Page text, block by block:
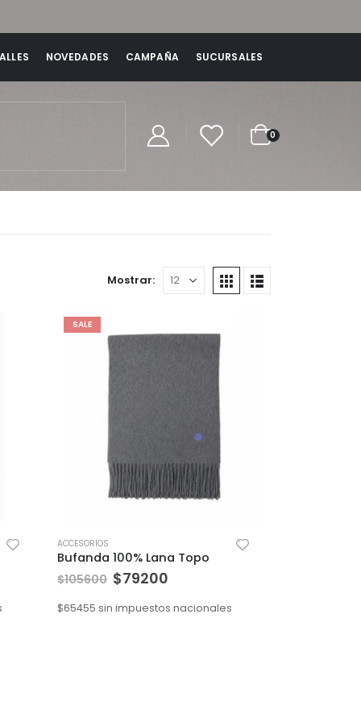
NOVEDADES CAMPAÑA SUCURSALES
0
Mostrar:
SALE
ACCESORIOS
Bufanda 100% Lana Topo
$105600 $79200
$65455 sin impuestos nacionales